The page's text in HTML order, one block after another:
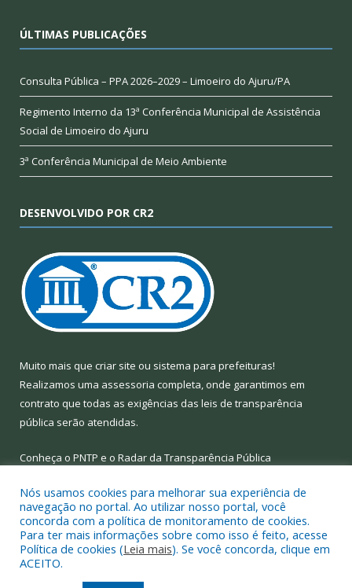
ÚLTIMAS PUBLICAÇÕES
Consulta Pública – PPA 2026–2029 – Limoeiro do Ajuru/PA
Regimento Interno da 13ª Conferência Municipal de Assistência
Social de Limoeiro do Ajuru
3ª Conferência Municipal de Meio Ambiente
DESENVOLVIDO POR CR2
Muito mais que criar site ou sistema para prefeituras!
Realizamos uma assessoria completa, onde garantimos em
contrato que todas as exigências das leis de transparência
pública serão atendidas.
Conheça o PNTP e o Radar da Transparência Pública
Todos os direitos reservados a Prefeitura Municipal de Limoeiro
do Ajuru.
Nós usamos cookies para melhorar sua experiência de
navegação no portal. Ao utilizar nosso portal, você
concorda com a política de monitoramento de cookies.
Para ter mais informações sobre como isso é feito, acesse
Política de cookies (Leia mais). Se você concorda, clique em
ACEITO.